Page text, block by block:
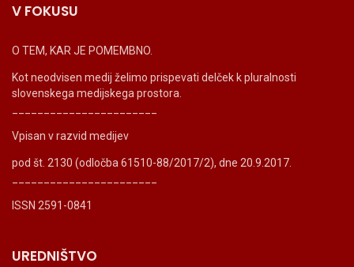
V FOKUSU
O TEM, KAR JE POMEMBNO.
Kot neodvisen medij želimo prispevati delček k pluralnosti
slovenskega medijskega prostora.
Vpisan v razvid medijev
pod št. 2130 (odločba 61510-88/2017/2), dne 20.9.2017.
ISSN 2591-0841
UREDNIŠTVO